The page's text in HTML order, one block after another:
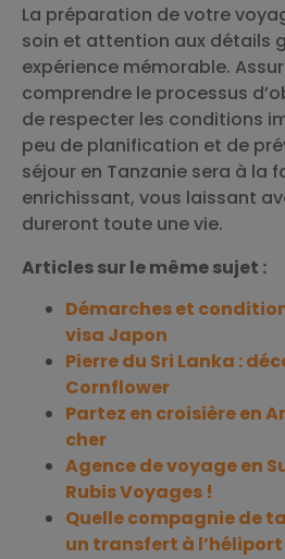
La préparation de votre
soin et attention aux détails
expérience mémorable.
comprendre le processus
de respecter les conditions
peu de planification et de
séjour en Tanzanie sera à la
enrichissant, vous laissant
dureront toute une vie.
Articles sur le même sujet :
Démarches et
visa Japon
Pierre du Sri Lanka :
Cornflower
Partez en croisière en
cher
Agence de voyage en
Rubis Voyages !
Quelle compagnie de
un transfert à l’héliport